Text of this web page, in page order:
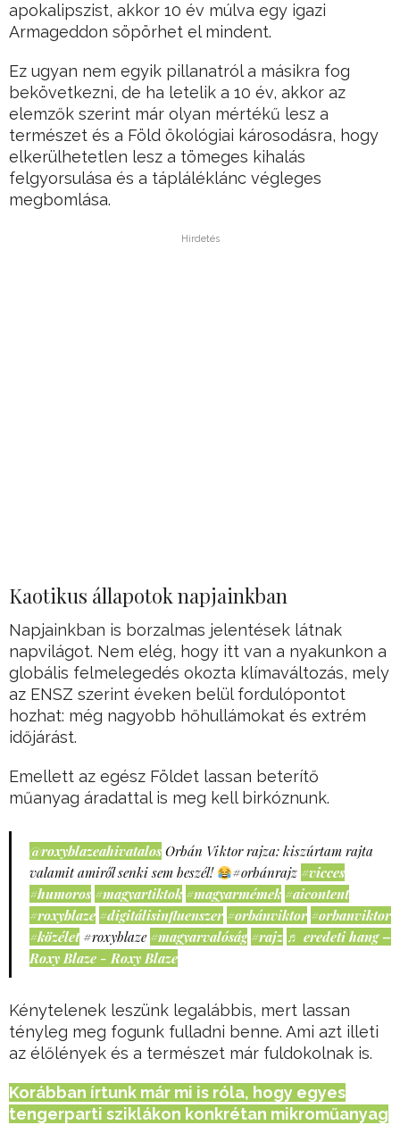
apokalipszist, akkor 10 év múlva egy igazi
Armageddon söpörhet el mindent.
Ez ugyan nem egyik pillanatról a másikra fog
bekövetkezni, de ha letelik a 10 év, akkor az
elemzők szerint már olyan mértékű lesz a
természet és a Föld ökológiai károsodásra, hogy
elkerülhetetlen lesz a tömeges kihalás
felgyorsulása és a tápláléklánc végleges
megbomlása.
Hirdetés
Kaotikus állapotok napjainkban
Napjainkban is borzalmas jelentések látnak
napvilágot. Nem elég, hogy itt van a nyakunkon a
globális felmelegedés okozta klímaváltozás, mely
az ENSZ szerint éveken belül fordulópontot
hozhat: még nagyobb hőhullámokat és extrém
időjárást.
Emellett az egész Földet lassan beterítő
műanyag áradattal is meg kell birkóznunk.
@roxyblazeahivatalos Orbán Viktor rajza: kiszúrtam rajta
valamit amiről senki sem beszél!
#orbánrajz #vicces
#humoros #magyartiktok #magyarmémek #aicontent
#roxyblaze #digitálisinfluenszer #orbánviktor #orbanviktor
#közélet #roxyblaze #magyarvalóság #rajz ♬ eredeti hang –
Roxy Blaze - Roxy Blaze
Kénytelenek leszünk legalábbis, mert lassan
tényleg meg fogunk fulladni benne. Ami azt illeti
az élőlények és a természet már fuldokolnak is.
Korábban írtunk már mi is róla, hogy egyes
tengerparti sziklákon konkrétan mikroműanyag